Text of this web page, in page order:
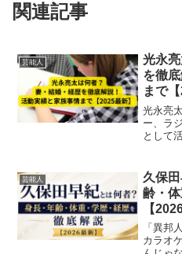
関連記事
芸能人
光永
を徹
まで
光永亮
ー、ラ
として
芸能人
久保
齢・
【
「異邦
カラオ